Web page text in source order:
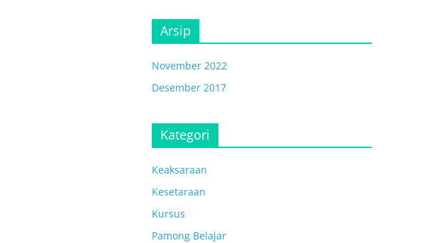
Arsip
November 2022
Desember 2017
Kategori
Keaksaraan
Kesetaraan
Kursus
Pamong Belajar